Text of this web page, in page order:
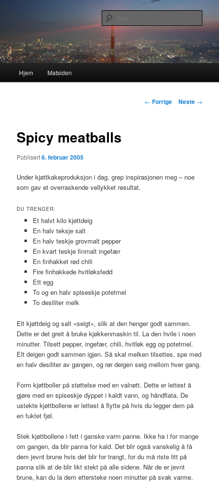
hovedinnholdet
Lasses hjemmeside
Hjem Matsiden
Innleggsnavigasjon
← Forrige Neste →
Spicy meatballs
Publisert6. februar 2005
Under kjøttkakeproduksjon i dag, grep inspirasjonen meg – noe
som gav et overraskende vellykket resultat.
DU TRENGER:
Et halvt kilo kjøttdeig
En halv teksje salt
En halv teskje grovmalt pepper
En kvart teskje finmalt ingefær
En finhakket rød chili
Fire finhakkede hvitløksfedd
Ett egg
To og en halv spiseskje potetmel
To desiliter melk
Elt kjøttdeig og salt «seigt», slik at den henger godt sammen.
Dette er det greit å bruke kjøkkenmaskin til. La den hvile i noen
minutter. Tilsett pepper, ingefær, chili, hvitløk egg og potetmel.
Elt deigen godt sammen igjen. Så skal melken tilsettes, spe med
en halv desiliter av gangen, og rør deigen seig mellom hver gang.
Form kjøttboller på støttelse med en valnøtt. Dette er lettest å
gjøre med en spiseskje dyppet i kaldt vann, og håndflata. De
ustekte kjøttbollene er lettest å flytte på hvis du legger dem på
en fuktet fjøl.
Stek kjøttbollene i fett i ganske varm panne. Ikke ha i for mange
om gangen, da blir panna for kald. Det blir også vanskelig å få
dem jevnt brune hvis det blir for trangt, for du må riste litt på
panna slik at de blir likt stekt på alle sidene. Når de er jevnt
brune, kan du la dem ettersteke noen minutter på svak varme.